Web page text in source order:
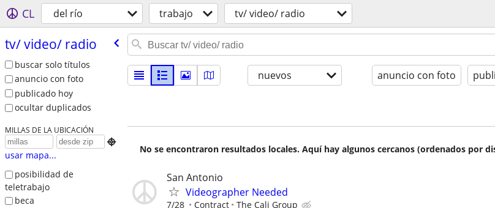
CL del río trabajo tv/ video/ radio
tv/​ video/​ radio
buscar solo títulos
anuncio con foto
publicado hoy
ocultar duplicados
MILLAS DE LA UBICACIÓN

usar mapa...
posibilidad de
teletrabajo
beca
nuevos anuncio con foto
No se encontraron resultados locales. Aquí hay algunos cercanos (ordenados por
San Antonio
Videographer Needed
7/28 Contract The Cali Group